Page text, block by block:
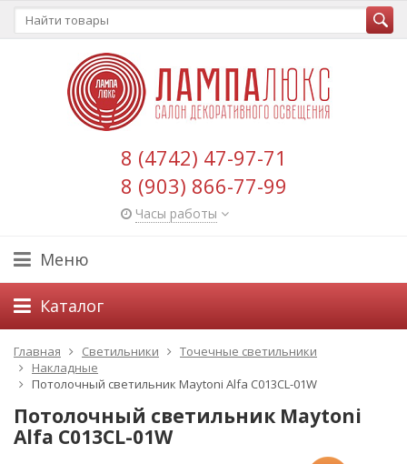
8 (4742) 47-97-71
8 (903) 866-77-99
Часы работы
Меню
Каталог
Главная Светильники
Точечные светильники
Накладные
Потолочный светильник Maytoni Alfa C013CL-01W
Потолочный светильник Maytoni
Alfa C013CL-01W